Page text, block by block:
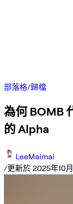
部落格/歸檔
為何 BOMB
的 Alpha
LeeMaimai
/更新於 2025年10